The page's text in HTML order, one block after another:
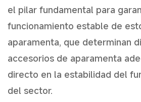
el pilar fundamental para
funcionamiento estable de
aparamenta, que determinan
accesorios de aparamenta
directo en la estabilidad del
del sector.